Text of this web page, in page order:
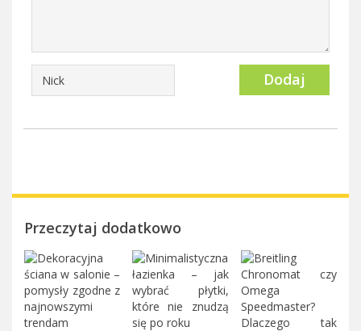
Dodaj
Przeczytaj dodatkowo